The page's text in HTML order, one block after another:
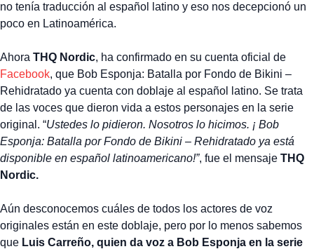
no tenía traducción al español latino y eso nos decepcionó un
poco en Latinoamérica.
Ahora THQ Nordic, ha confirmado en su cuenta oficial de
Facebook, que Bob Esponja: Batalla por Fondo de Bikini –
Rehidratado ya cuenta con doblaje al español latino. Se trata
de las voces que dieron vida a estos personajes en la serie
original. “Ustedes lo pidieron. Nosotros lo hicimos. ¡ Bob
Esponja: Batalla por Fondo de Bikini – Rehidratado ya está
disponible en español latinoamericano!”, fue el mensaje THQ
Nordic.
Aún desconocemos cuáles de todos los actores de voz
originales están en este doblaje, pero por lo menos sabemos
que Luis Carreño, quien da voz a Bob Esponja en la serie